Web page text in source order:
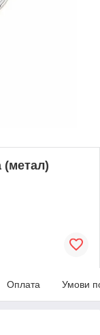
(метал)
Оплата Умови